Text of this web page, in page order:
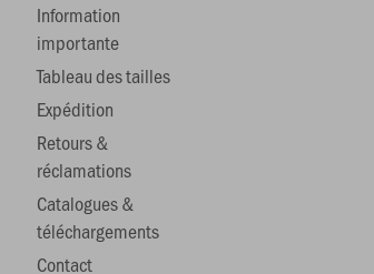
Information
importante
Tableau des tailles
Expédition
Retours &
réclamations
Catalogues &
téléchargements
Contact